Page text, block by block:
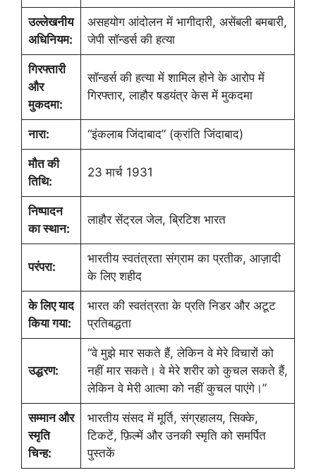
उल्लेखनीय
अधिनियम:
असहयोग आंदोलन में भागीदारी, असेंबली बमबारी,
जेपी सॉन्डर्स की हत्या
गिरफ्तारी
और
मुकदमा:
सॉन्डर्स की हत्या में शामिल होने के आरोप में
गिरफ्तार, लाहौर षडयंत्र केस में मुकदमा
नारा: “इंकलाब जिंदाबाद” (क्रांति जिंदाबाद)
मौत की
तिथि:
23 मार्च 1931
निष्पादन
का स्थान:
लाहौर सेंट्रल जेल, ब्रिटिश भारत
परंपरा:
भारतीय स्वतंत्रता संग्राम का प्रतीक, आज़ादी
के लिए शहीद
के लिए याद
किया गया:
भारत की स्वतंत्रता के प्रति निडर और अटूट
प्रतिबद्धता
उद्धरण:
“वे मुझे मार सकते हैं, लेकिन वे मेरे विचारों को
नहीं मार सकते। वे मेरे शरीर को कुचल सकते हैं,
लेकिन वे मेरी आत्मा को नहीं कुचल पाएंगे।”
सम्मान और
स्मृति
चिन्ह:
भारतीय संसद में मूर्ति, संग्रहालय, सिक्के,
टिकटें, फ़िल्में और उनकी स्मृति को समर्पित
पुस्तकें